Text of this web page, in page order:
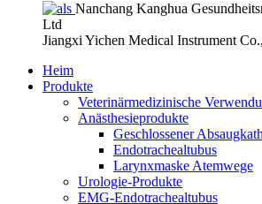
Nanchang Kanghua
Ltd
Jiangxi Yichen Medical Instrument
Heim
Produkte
Veterinärmedizinische
Anästhesieprodukte
Geschlossener
Endotrachealtubus
Larynxmaske Atemwege
Urologie-Produkte
EMG-Endotrachealtubus